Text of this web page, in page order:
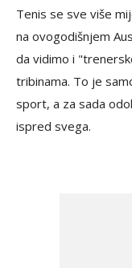
Tenis se sve više
na ovogodišnjem
da vidimo i
tribinama. To je
sport, a za sada
ispred svega.